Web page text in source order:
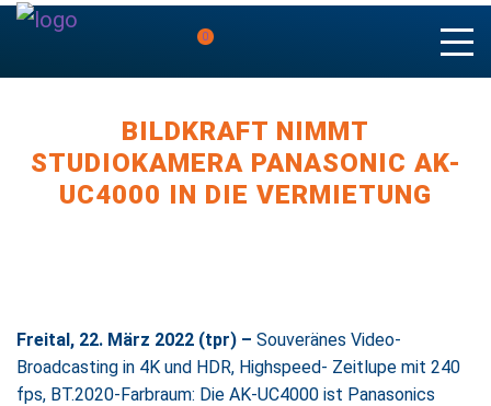
0
BILDKRAFT NIMMT
STUDIOKAMERA PANASONIC AK-
UC4000 IN DIE VERMIETUNG
Freital, 22. März 2022 (tpr) – Souveränes Video-
Broadcasting in 4K und HDR, Highspeed- Zeitlupe mit 240
fps, BT.2020-Farbraum: Die AK-UC4000 ist Panasonics